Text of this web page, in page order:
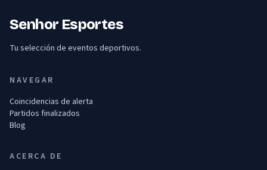
Senhor Esportes
Tu selección de eventos deportivos.
NAVEGAR
Coincidencias de alerta
Partidos finalizados
Blog
ACERCA DE